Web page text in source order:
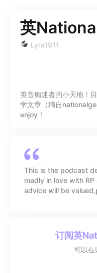
英
Lyra1911
英音痴迷者的小天地！
学文章（摘自
enjoy！
This is the podcast
madly in love with
advice will be
订阅英
可以在